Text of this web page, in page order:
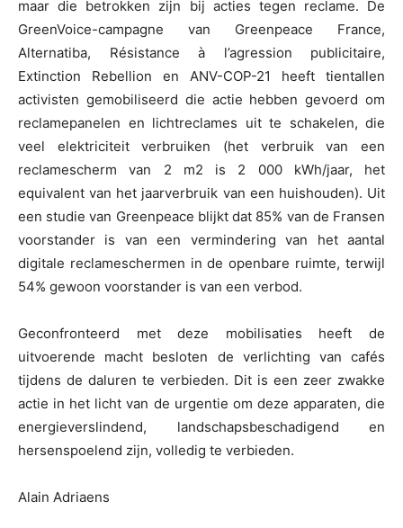
maar die betrokken zijn bij acties tegen reclame. De
GreenVoice-campagne van Greenpeace France,
Alternatiba, Résistance à l’agression publicitaire,
Extinction Rebellion en ANV-COP-21 heeft tientallen
activisten gemobiliseerd die actie hebben gevoerd om
reclamepanelen en lichtreclames uit te schakelen, die
veel elektriciteit verbruiken (het verbruik van een
reclamescherm van 2 m2 is 2 000 kWh/jaar, het
equivalent van het jaarverbruik van een huishouden). Uit
een studie van Greenpeace blijkt dat 85% van de Fransen
voorstander is van een vermindering van het aantal
digitale reclameschermen in de openbare ruimte, terwijl
54% gewoon voorstander is van een verbod.
Geconfronteerd met deze mobilisaties heeft de
uitvoerende macht besloten de verlichting van cafés
tijdens de daluren te verbieden. Dit is een zeer zwakke
actie in het licht van de urgentie om deze apparaten, die
energieverslindend, landschapsbeschadigend en
hersenspoelend zijn, volledig te verbieden.
Alain Adriaens